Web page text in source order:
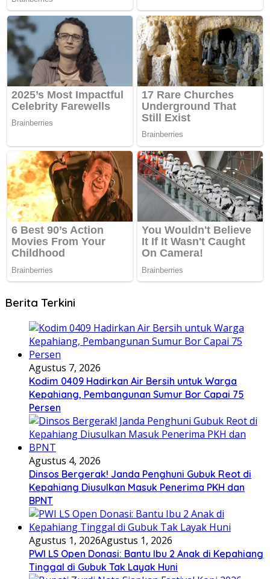
Berita Terkini
Agustus 7, 2026
Kodim 0409 Hadirkan Air Bersih untuk Warga
Kepahiang, Pembangunan Sumur Bor Capai 75
Persen
Agustus 4, 2026
Dinsos Bergerak! Janda Penghuni Gubuk Reot di
Kepahiang Diusulkan Masuk Penerima PKH dan
BPNT
Agustus 1, 2026Agustus 1, 2026
PWI LS Open Donasi: Bantu Ibu 2 Anak di Kepahiang
Tinggal di Gubuk Tak Layak Huni